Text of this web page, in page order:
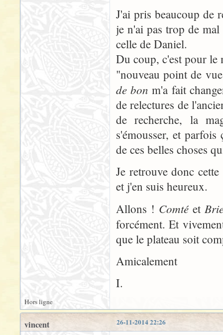
J'ai pris beaucoup de
je n'ai pas trop de
celle de Daniel.
Du coup, c'est pour le
"nouveau point de
de bon m'a fait
de relectures de
de recherche, la
s'émousser, et
de ces belles choses
Je retrouve donc
et j'en suis heureux.
Allons ! Comté et
forcément. Et
que le plateau soit
Amicalement
I.
Hors ligne
26-11-2014 22:26
vincent